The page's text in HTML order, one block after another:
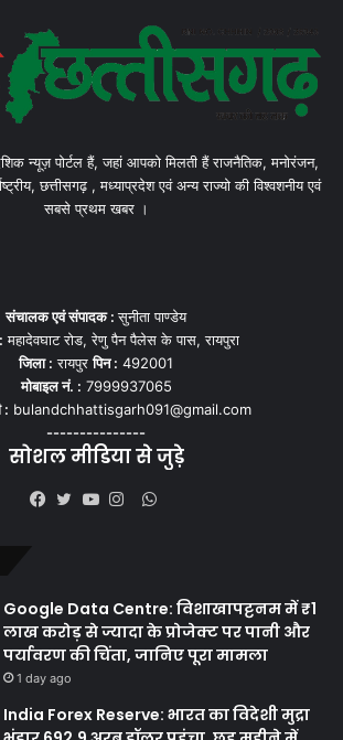
न्यूज़ पोर्टल हैं, जहां आपको मिलती हैं राजनैतिक, मनोरंजन,
छत्तीसगढ़ , मध्याप्रदेश एवं अन्य राज्यो की विश्वशनीय एवं
सबसे प्रथम खबर ।
संचालक एवं संपादक :सुनीता पाण्डेय
महादेवघाट रोड, रेणु पैन पैलेस के पास, रायपुरा
जिला : रायपुरपिन : 492001
मोबाइल नं. : 7999937065
: bulandchhattisgarh091@gmail.com
---------------
सोशल मीडिया से जुड़े
WhatsApp
Google Data Centre: विशाखापट्टनम में ₹1
लाख करोड़ से ज्यादा के प्रोजेक्ट पर पानी और
पर्यावरण की चिंता, जानिए पूरा मामला
1 day ago
India Forex Reserve: भारत का विदेशी मुद्रा